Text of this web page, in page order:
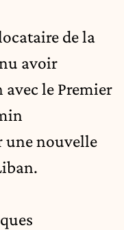
de la
avoir
le Premier
une nouvelle